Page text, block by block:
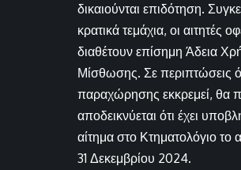
δικαιούνται επιδότηση.
κρατικά τεμάχια, οι αιτητές
διαθέτουν επίσημη Άδεια
Μίσθωσης. Σε περιπτώσεις
παραχώρησης εκκρεμεί, θα
αποδεικνύεται ότι έχει
αίτημα στο Κτηματολόγιο το
31 Δεκεμβρίου 2024.